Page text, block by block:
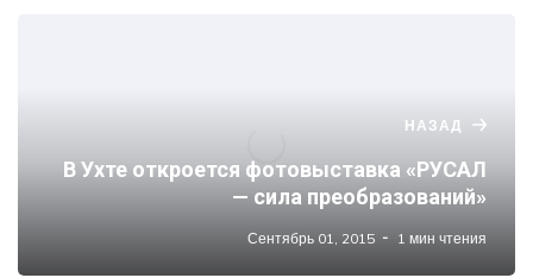
НАЗАД
В Ухте откроется фотовыставка «РУСАЛ
— сила преобразований»
Сентябрь 01, 2015 1 мин чтения